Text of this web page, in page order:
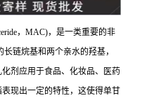
，MAC)，是一类重要的非
链烷基和两个亲水的羟基，
剂应用于食品、化妆品、医药
现出一定的特性，这使得单甘